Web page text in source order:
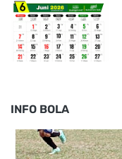
INFO BOLA